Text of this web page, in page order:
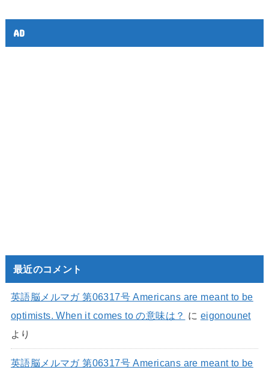
AD
最近のコメント
英語脳メルマガ 第06317号 Americans are meant to be
optimists. When it comes to の意味は？ に eigonounet
より
英語脳メルマガ 第06317号 Americans are meant to be